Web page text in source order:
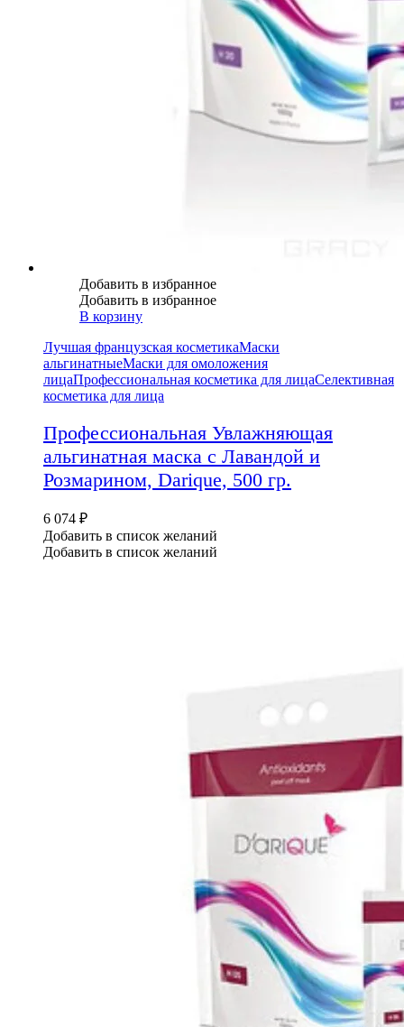
Добавить в избранное
Добавить в избранное
В корзину
Лучшая французская косметикаМаски
альгинатныеМаски для омоложения
лицаПрофессиональная косметика для лицаСелективная
косметика для лица
Профессиональная Увлажняющая
альгинатная маска с Лавандой и
Розмарином, Darique, 500 гр.
6 074 ₽
Добавить в список желаний
Добавить в список желаний